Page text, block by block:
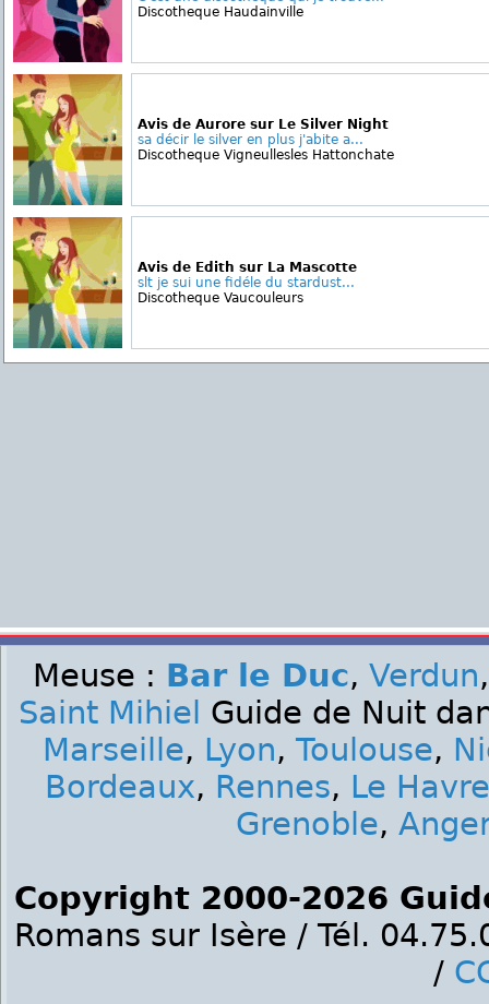
Discotheque Haudainville
Avis de Aurore sur Le Silver Night
sa décir le silver en plus j'abite a...
Discotheque Vigneullesles Hattonchate
Avis de Edith sur La Mascotte
slt je sui une fidéle du stardust...
Discotheque Vaucouleurs
Meuse : Bar le Duc, Verdun
Saint Mihiel Guide de Nuit
Marseille, Lyon, Toulouse,
Bordeaux, Rennes, Le Havre
Grenoble,
Copyright 2000-2026
Romans sur Isère / Tél.
/